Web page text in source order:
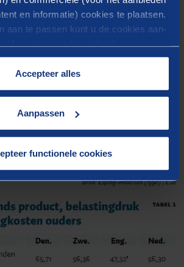
en informatie) cookies te plaatsen.
aan te passen kunt u de cookies aan-
treft u in onze
Accepteer alles
Aanpassen
functionele cookies